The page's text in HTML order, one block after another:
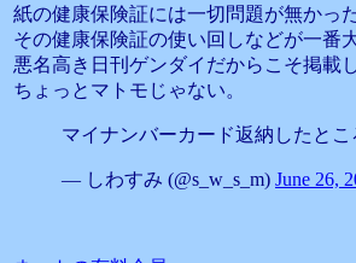
紙の健康保険証には一切問題が無かっ
その健康保険証の使い回しなどが一番
悪名高き日刊ゲンダイだからこそ掲載
ちょっとマトモじゃない。
マイナンバーカード返納したと
— しわすみ (@s_w_s_m) June 26,